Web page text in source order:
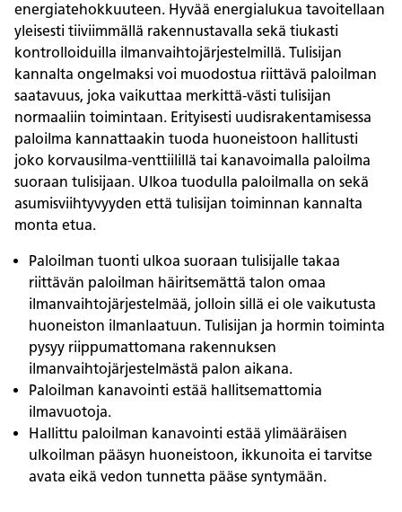
energiatehokkuuteen. Hyvää energialukua tavoitellaan
yleisesti tiiviimmällä rakennustavalla sekä tiukasti
kontrolloiduilla ilmanvaihtojärjestelmillä. Tulisijan
kannalta ongelmaksi voi muodostua riittävä paloilman
saatavuus, joka vaikuttaa merkittä-västi tulisijan
normaaliin toimintaan. Erityisesti uudisrakentamisessa
paloilma kannattaakin tuoda huoneistoon hallitusti
joko korvausilma-venttiilillä tai kanavoimalla paloilma
suoraan tulisijaan. Ulkoa tuodulla paloilmalla on sekä
asumisviihtyvyyden että tulisijan toiminnan kannalta
monta etua.
Paloilman tuonti ulkoa suoraan tulisijalle takaa
riittävän paloilman häiritsemättä talon omaa
ilmanvaihtojärjestelmää, jolloin sillä ei ole vaikutusta
huoneiston ilmanlaatuun. Tulisijan ja hormin toiminta
pysyy riippumattomana rakennuksen
ilmanvaihtojärjestelmästä palon aikana.
Paloilman kanavointi estää hallitsemattomia
ilmavuotoja.
Hallittu paloilman kanavointi estää ylimääräisen
ulkoilman pääsyn huoneistoon, ikkunoita ei tarvitse
avata eikä vedon tunnetta pääse syntymään.